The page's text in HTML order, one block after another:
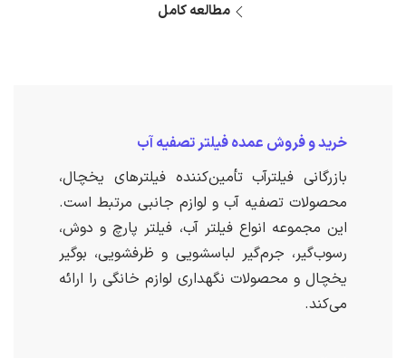
مطالعه کامل
خرید و فروش عمده فیلتر تصفیه آب
بازرگانی فیلترآب تأمین‌کننده فیلترهای یخچال،
محصولات تصفیه آب و لوازم جانبی مرتبط است.
این مجموعه انواع فیلتر آب، فیلتر پارچ و دوش،
رسوب‌گیر، جرم‌گیر لباسشویی و ظرفشویی، بوگیر
یخچال و محصولات نگهداری لوازم خانگی را ارائه
می‌کند.